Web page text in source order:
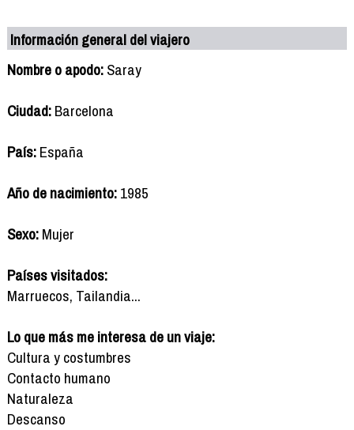
Información general del viajero
Nombre o apodo:Saray
Ciudad:Barcelona
País:España
Año de nacimiento:1985
Sexo:Mujer
Países visitados:
Marruecos, Tailandia...
Lo que más me interesa de un viaje:
Cultura y costumbres
Contacto humano
Naturaleza
Descanso